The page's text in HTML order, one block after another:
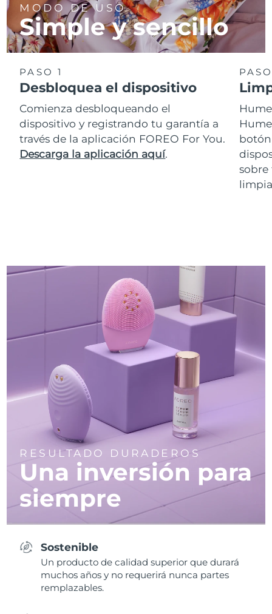
MODO DE USO
Simple y sencillo
PASO 1
Desbloquea el dispositivo
Comienza desbloqueando el
dispositivo y registrando tu garantía a
través de la aplicación FOREO For You.
Descarga la aplicación aquí.
sobre
RESULTADO DURADEROS
Una inversión para
siempre
Sostenible
Un producto de calidad superior que durará
muchos años y no requerirá nunca partes
remplazables.